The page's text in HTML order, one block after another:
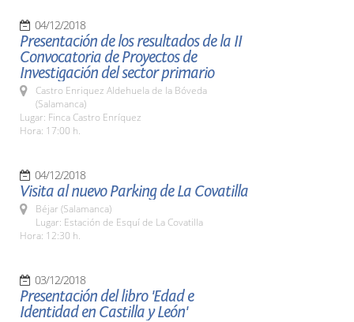
04/12/2018
Presentación de los resultados de la II
Convocatoria de Proyectos de
Investigación del sector primario
Castro Enriquez Aldehuela de la Bóveda
(Salamanca)
Lugar: Finca Castro Enríquez
Hora: 17:00 h.
04/12/2018
Visita al nuevo Parking de La Covatilla
Béjar (Salamanca)
Lugar: Estación de Esquí de La Covatilla
Hora: 12:30 h.
03/12/2018
Presentación del libro 'Edad e
Identidad en Castilla y León'